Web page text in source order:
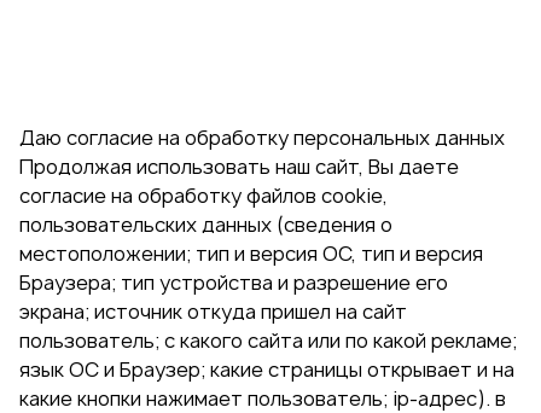
Даю согласие на обработку персональных данных
Продолжая использовать наш сайт, Вы даете
согласие на обработку файлов cookie,
пользовательских данных (сведения о
местоположении; тип и версия ОС, тип и версия
Браузера; тип устройства и разрешение его
экрана; источник откуда пришел на сайт
пользователь; с какого сайта или по какой рекламе;
язык ОС и Браузер; какие страницы открывает и на
какие кнопки нажимает пользователь; ip-адрес). в